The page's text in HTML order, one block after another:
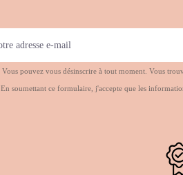
Vous pouvez vous désinscrire à tout moment. Vous
En soumettant ce formulaire, j'accepte que les